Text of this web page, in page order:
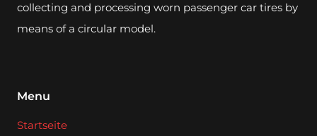
collecting and processing worn passenger car tires by
means of a circular model.
Menu
Startseite